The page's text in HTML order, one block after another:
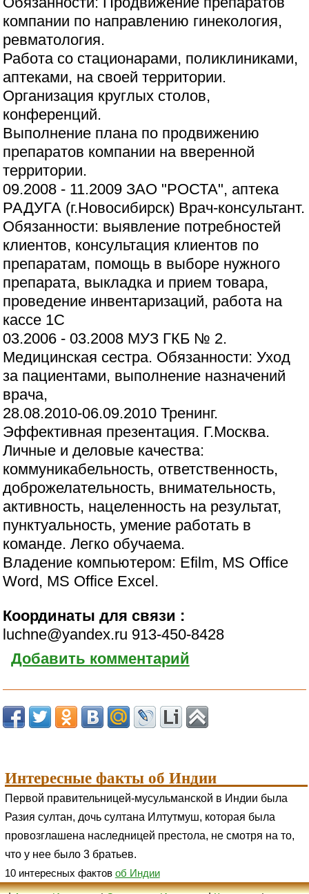
компании по направлению гинекология,
ревматология.
Работа со стационарами, поликлиниками,
аптеками, на своей территории.
Организация круглых столов,
конференций.
Выполнение плана по продвижению
препаратов компании на вверенной
территории.
09.2008 - 11.2009 ЗАО "РОСТА", аптека
РАДУГА (г.Новосибирск) Врач-консультант.
Обязанности: выявление потребностей
клиентов, консультация клиентов по
препаратам, помощь в выборе нужного
препарата, выкладка и прием товара,
проведение инвентаризаций, работа на
кассе 1С
03.2006 - 03.2008 МУЗ ГКБ № 2.
Медицинская сестра. Обязанности: Уход
за пациентами, выполнение назначений
врача,
28.08.2010-06.09.2010 Тренинг.
Эффективная презентация. Г.Москва.
Личные и деловые качества:
коммуникабельность, ответственность,
доброжелательность, внимательность,
активность, нацеленность на результат,
пунктуальность, умение работать в
команде. Легко обучаема.
Владение компьютером: Efilm, MS Office
Word, MS Office Excel.
Координаты для связи :
luchne@yandex.ru 913-450-8428
Добавить комментарий
Интересные факты об Индии
Первой правительницей-мусульманской в Индии была
Разия султан, дочь султана Илтутмуш, которая была
провозглашена наследницей престола, не смотря на то,
что у нее было 3 братьев.
10 интересных фактов об Индии